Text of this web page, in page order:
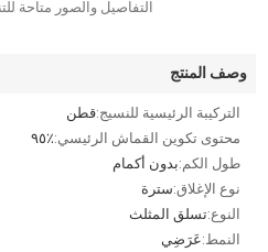
التفاصيل والصور متاحة
وصف المنتج
التركيبة الرئيسية للنسيج:قطن
محتوى تكوين القماش الرئيسي:٪٩٥
طول الكم:بدون أكمام
نوع الإغلاق:سترة
النوع:تسلق المثلث
النمط:عَرَضِي